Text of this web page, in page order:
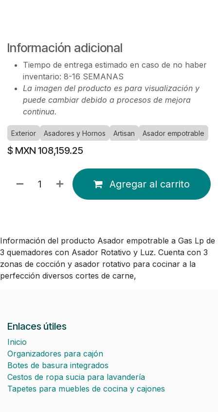
Información adicional
Tiempo de entrega estimado en caso de no haber
inventario: 8-16 SEMANAS
La imagen del producto es para visualización y
puede cambiar debido a procesos de mejora
continua.
Exterior Asadores y Hornos Artisan Asador empotrable
$ MXN 108,159.25
Agregar al carrito
Información del producto Asador empotrable a Gas Lp de
3 quemadores con Asador Rotativo y Luz. Cuenta con 3
zonas de cocción y asador rotativo para cocinar a la
perfección diversos cortes de carne,
Enlaces útiles
Inicio
Organizadores para cajón
Botes de basura integrados
Cestos de ropa sucia para lavandería
Tapetes para muebles de cocina y cajones